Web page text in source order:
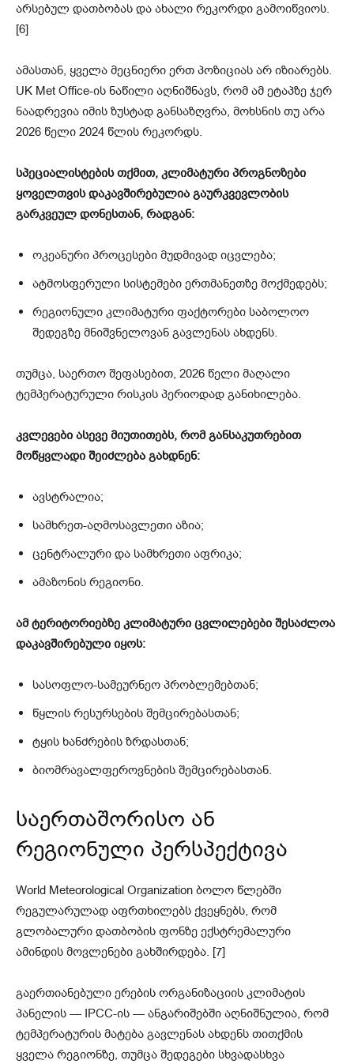
არსებულ დათბობას და ახალი რეკორდი გამოიწვიოს.
[6]
ამასთან, ყველა მეცნიერი ერთ პოზიციას არ იზიარებს.
UK Met Office-ის ნაწილი აღნიშნავს, რომ ამ ეტაპზე ჯერ
ნაადრევია იმის ზუსტად განსაზღვრა, მოხსნის თუ არა
2026 წელი 2024 წლის რეკორდს.
სპეციალისტების თქმით, კლიმატური პროგნოზები
ყოველთვის დაკავშირებულია გაურკვევლობის
გარკვეულ დონესთან, რადგან:
ოკეანური პროცესები მუდმივად იცვლება;
ატმოსფერული სისტემები ერთმანეთზე მოქმედებს;
რეგიონული კლიმატური ფაქტორები საბოლოო
შედეგზე მნიშვნელოვან გავლენას ახდენს.
თუმცა, საერთო შეფასებით, 2026 წელი მაღალი
ტემპერატურული რისკის პერიოდად განიხილება.
კვლევები ასევე მიუთითებს, რომ განსაკუთრებით
მოწყვლადი შეიძლება გახდნენ:
ავსტრალია;
სამხრეთ-აღმოსავლეთი აზია;
ცენტრალური და სამხრეთი აფრიკა;
ამაზონის რეგიონი.
ამ ტერიტორიებზე კლიმატური ცვლილებები შესაძლოა
დაკავშირებული იყოს:
სასოფლო-სამეურნეო პრობლემებთან;
წყლის რესურსების შემცირებასთან;
ტყის ხანძრების ზრდასთან;
ბიომრავალფეროვნების შემცირებასთან.
საერთაშორისო ან
რეგიონული პერსპექტივა
World Meteorological Organization ბოლო წლებში
რეგულარულად აფრთხილებს ქვეყნებს, რომ
გლობალური დათბობის ფონზე ექსტრემალური
ამინდის მოვლენები გახშირდება. [7]
გაერთიანებული ერების ორგანიზაციის კლიმატის
პანელის — IPCC-ის — ანგარიშებში აღნიშნულია, რომ
ტემპერატურის მატება გავლენას ახდენს თითქმის
ყველა რეგიონზე, თუმცა შედეგები სხვადასხვა